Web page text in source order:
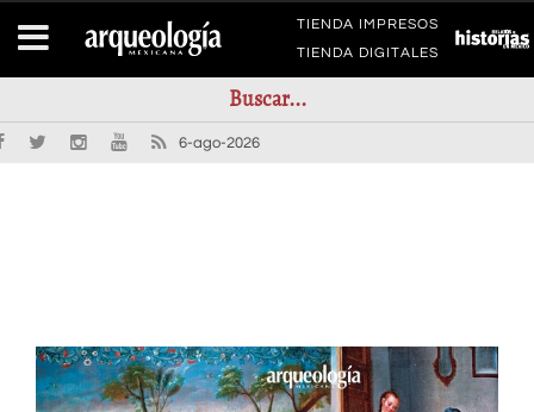
TIENDA IMPRESOS
TIENDA DIGITALES
6-ago-2026